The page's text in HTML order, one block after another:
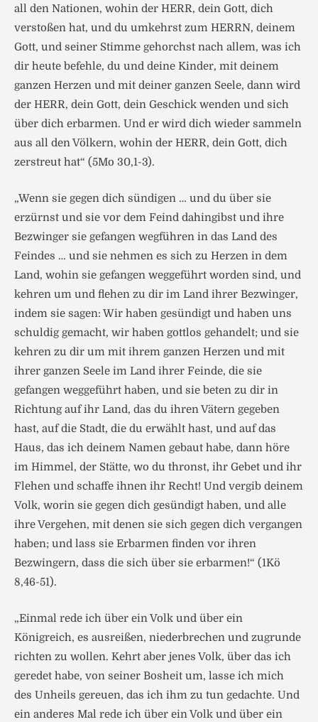
all den Nationen, wohin der HERR, dein Gott, dich
verstoßen hat, und du umkehrst zum HERRN, deinem
Gott, und seiner Stimme gehorchst nach allem, was ich
dir heute befehle, du und deine Kinder, mit deinem
ganzen Herzen und mit deiner ganzen Seele, dann wird
der HERR, dein Gott, dein Geschick wenden und sich
über dich erbarmen. Und er wird dich wieder sammeln
aus all den Völkern, wohin der HERR, dein Gott, dich
zerstreut hat“ (5Mo 30,1-3).
„Wenn sie gegen dich sündigen … und du über sie
erzürnst und sie vor dem Feind dahingibst und ihre
Bezwinger sie gefangen wegführen in das Land des
Feindes … und sie nehmen es sich zu Herzen in dem
Land, wohin sie gefangen weggeführt worden sind, und
kehren um und flehen zu dir im Land ihrer Bezwinger,
indem sie sagen: Wir haben gesündigt und haben uns
schuldig gemacht, wir haben gottlos gehandelt; und sie
kehren zu dir um mit ihrem ganzen Herzen und mit
ihrer ganzen Seele im Land ihrer Feinde, die sie
gefangen weggeführt haben, und sie beten zu dir in
Richtung auf ihr Land, das du ihren Vätern gegeben
hast, auf die Stadt, die du erwählt hast, und auf das
Haus, das ich deinem Namen gebaut habe, dann höre
im Himmel, der Stätte, wo du thronst, ihr Gebet und ihr
Flehen und schaffe ihnen ihr Recht! Und vergib deinem
Volk, worin sie gegen dich gesündigt haben, und alle
ihre Vergehen, mit denen sie sich gegen dich vergangen
haben; und lass sie Erbarmen finden vor ihren
Bezwingern, dass die sich über sie erbarmen!“ (1Kö
8,46-51).
„Einmal rede ich über ein Volk und über ein
Königreich, es ausreißen, niederbrechen und zugrunde
richten zu wollen. Kehrt aber jenes Volk, über das ich
geredet habe, von seiner Bosheit um, lasse ich mich
des Unheils gereuen, das ich ihm zu tun gedachte. Und
ein anderes Mal rede ich über ein Volk und über ein